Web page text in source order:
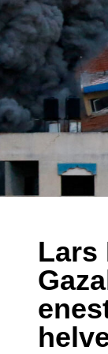
Lars